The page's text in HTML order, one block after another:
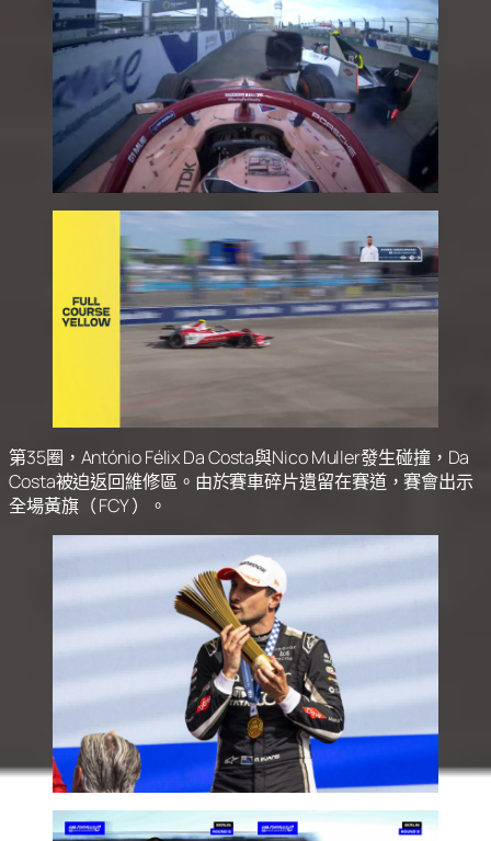
第35圈，António Félix Da Costa與Nico Muller發生碰撞，Da
Costa被迫返回維修區。由於賽車碎片遺留在賽道，賽會出示
全場黃旗（ FCY ）。